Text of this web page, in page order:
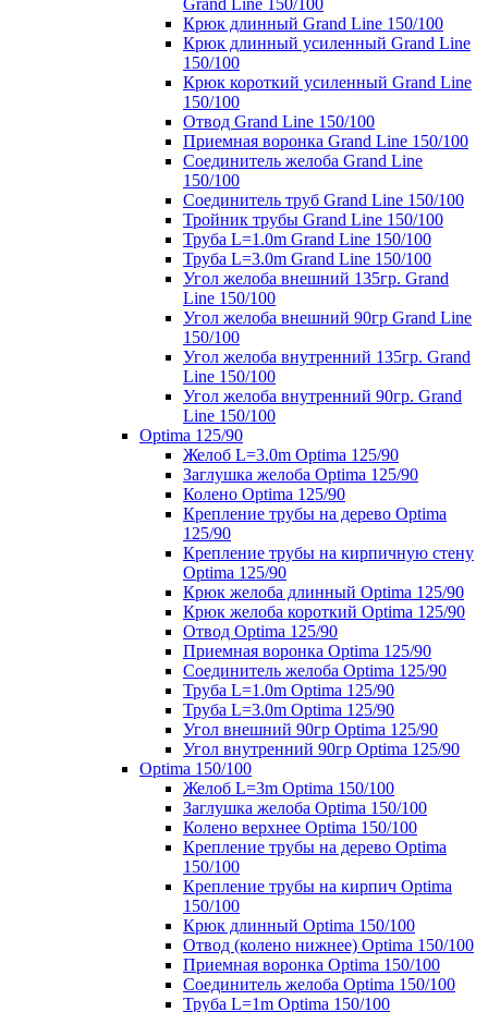
Grand Line 150/100
Крюк длинный Grand Line 150/100
Крюк длинный усиленный Grand Line
150/100
Крюк короткий усиленный Grand Line
150/100
Отвод Grand Line 150/100
Приемная воронка Grand Line 150/100
Соединитель желоба Grand Line
150/100
Соединитель труб Grand Line 150/100
Тройник трубы Grand Line 150/100
Труба L=1.0m Grand Line 150/100
Труба L=3.0m Grand Line 150/100
Угол желоба внешний 135гр. Grand
Line 150/100
Угол желоба внешний 90гр Grand Line
150/100
Угол желоба внутренний 135гр. Grand
Line 150/100
Угол желоба внутренний 90гр. Grand
Line 150/100
Optima 125/90
Желоб L=3.0m Optima 125/90
Заглушка желоба Optima 125/90
Колено Optima 125/90
Крепление трубы на дерево Optima
125/90
Крепление трубы на кирпичную стену
Optima 125/90
Крюк желоба длинный Optima 125/90
Крюк желоба короткий Optima 125/90
Отвод Optima 125/90
Приемная воронка Optima 125/90
Соединитель желоба Optima 125/90
Труба L=1.0m Optima 125/90
Труба L=3.0m Optima 125/90
Угол внешний 90гр Optima 125/90
Угол внутренний 90гр Optima 125/90
Optima 150/100
Желоб L=3m Optima 150/100
Заглушка желоба Optima 150/100
Колено верхнее Optima 150/100
Крепление трубы на дерево Optima
150/100
Крепление трубы на кирпич Optima
150/100
Крюк длинный Optima 150/100
Отвод (колено нижнее) Optima 150/100
Приемная воронка Optima 150/100
Соединитель желоба Optima 150/100
Труба L=1m Optima 150/100